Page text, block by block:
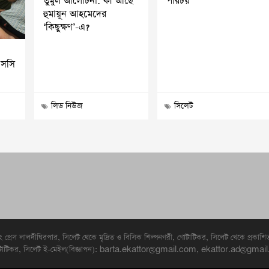
হুমায়ূন আহমেদের
‘কিছুক্ষণ’-এ?
লিড নিউজ সিলেট
লালদীঘিরপার, সিলেট থেকে মৃদ্রিত ও বিসিক শিল্পনগরী, গোটাটিকর, সিলেট খেকে
গোটাটিকর, সিলেট ই-মেইল(বিজ্ঞাপন): barta.ekattor@gmail.com,